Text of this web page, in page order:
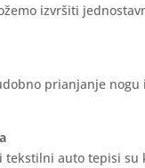
izvršiti
prianjanje
auto tepisi